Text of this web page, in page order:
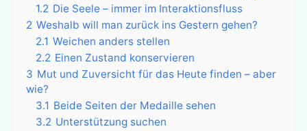
1.2 Die Seele – immer im Interaktionsfluss
2 Weshalb will man zurück ins Gestern gehen?
2.1 Weichen anders stellen
2.2 Einen Zustand konservieren
3 Mut und Zuversicht für das Heute finden – aber
wie?
3.1 Beide Seiten der Medaille sehen
3.2 Unterstützung suchen